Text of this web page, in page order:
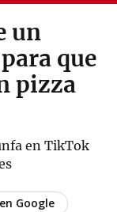
un
que
pizza
en TikTok
Google